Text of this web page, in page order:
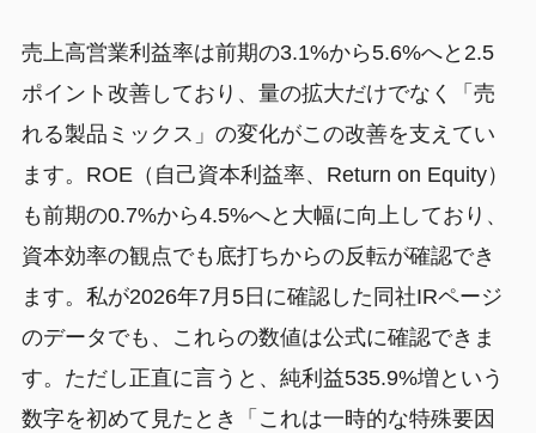
売上高営業利益率は前期の3.1%から5.6%へと2.5
ポイント改善しており、量の拡大だけでなく「売
れる製品ミックス」の変化がこの改善を支えてい
ます。ROE（自己資本利益率、Return on Equity）
も前期の0.7%から4.5%へと大幅に向上しており、
資本効率の観点でも底打ちからの反転が確認でき
ます。私が2026年7月5日に確認した同社IRページ
のデータでも、これらの数値は公式に確認できま
す。ただし正直に言うと、純利益535.9%増という
数字を初めて見たとき「これは一時的な特殊要因